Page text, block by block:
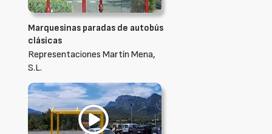
Marquesinas paradas de autobús
clásicas
Representaciones Martín Mena,
S.L.